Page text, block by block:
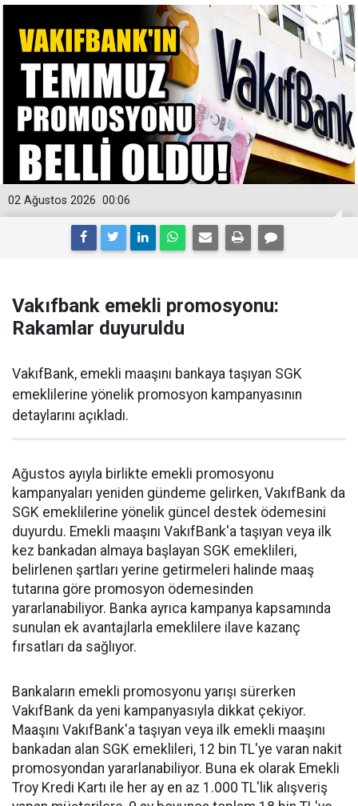
00:06
02 Ağustos 2026
Vakıfbank emekli promosyonu:
Rakamlar duyuruldu
VakıfBank, emekli maaşını bankaya taşıyan SGK
emeklilerine yönelik promosyon kampanyasının
detaylarını açıkladı.
Ağustos ayıyla birlikte emekli promosyonu
kampanyaları yeniden gündeme gelirken, VakıfBank da
SGK emeklilerine yönelik güncel destek ödemesini
duyurdu. Emekli maaşını VakıfBank'a taşıyan veya ilk
kez bankadan almaya başlayan SGK emeklileri,
belirlenen şartları yerine getirmeleri halinde maaş
tutarına göre promosyon ödemesinden
yararlanabiliyor. Banka ayrıca kampanya kapsamında
sunulan ek avantajlarla emeklilere ilave kazanç
fırsatları da sağlıyor.
Bankaların emekli promosyonu yarışı sürerken
VakıfBank da yeni kampanyasıyla dikkat çekiyor.
Maaşını VakıfBank'a taşıyan veya ilk emekli maaşını
bankadan alan SGK emeklileri, 12 bin TL'ye varan nakit
promosyondan yararlanabiliyor. Buna ek olarak Emekli
Troy Kredi Kartı ile her ay en az 1.000 TL'lik alışveriş